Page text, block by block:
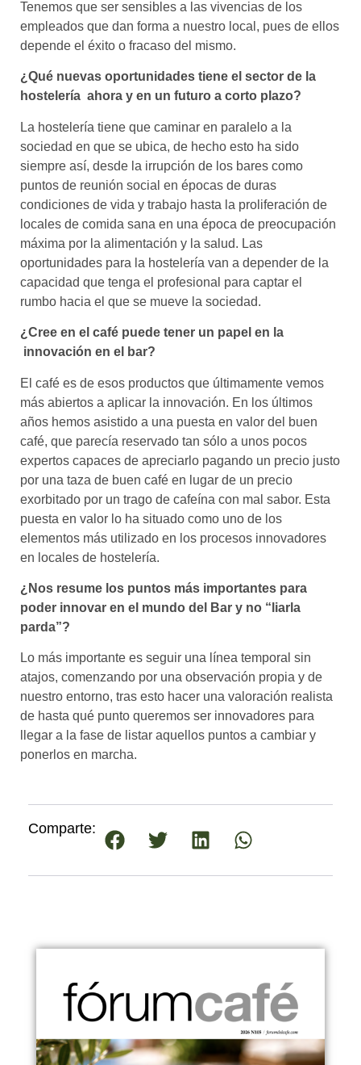
Tenemos que ser sensibles a las vivencias de los
empleados que dan forma a nuestro local, pues de ellos
depende el éxito o fracaso del mismo.
¿Qué nuevas oportunidades tiene el sector de la
hostelería ahora y en un futuro a corto plazo?
La hostelería tiene que caminar en paralelo a la
sociedad en que se ubica, de hecho esto ha sido
siempre así, desde la irrupción de los bares como
puntos de reunión social en épocas de duras
condiciones de vida y trabajo hasta la proliferación de
locales de comida sana en una época de preocupación
máxima por la alimentación y la salud. Las
oportunidades para la hostelería van a depender de la
capacidad que tenga el profesional para captar el
rumbo hacia el que se mueve la sociedad.
¿Cree en el café puede tener un papel en la
innovación en el bar?
El café es de esos productos que últimamente vemos
más abiertos a aplicar la innovación. En los últimos
años hemos asistido a una puesta en valor del buen
café, que parecía reservado tan sólo a unos pocos
expertos capaces de apreciarlo pagando un precio justo
por una taza de buen café en lugar de un precio
exorbitado por un trago de cafeína con mal sabor. Esta
puesta en valor lo ha situado como uno de los
elementos más utilizado en los procesos innovadores
en locales de hostelería.
¿Nos resume los puntos más importantes para
poder innovar en el mundo del Bar y no “liarla
parda”?
Lo más importante es seguir una línea temporal sin
atajos, comenzando por una observación propia y de
nuestro entorno, tras esto hacer una valoración realista
de hasta qué punto queremos ser innovadores para
llegar a la fase de listar aquellos puntos a cambiar y
ponerlos en marcha.
Comparte: